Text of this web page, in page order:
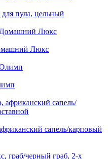
пула, цельный
Люкс
сапель/карповый